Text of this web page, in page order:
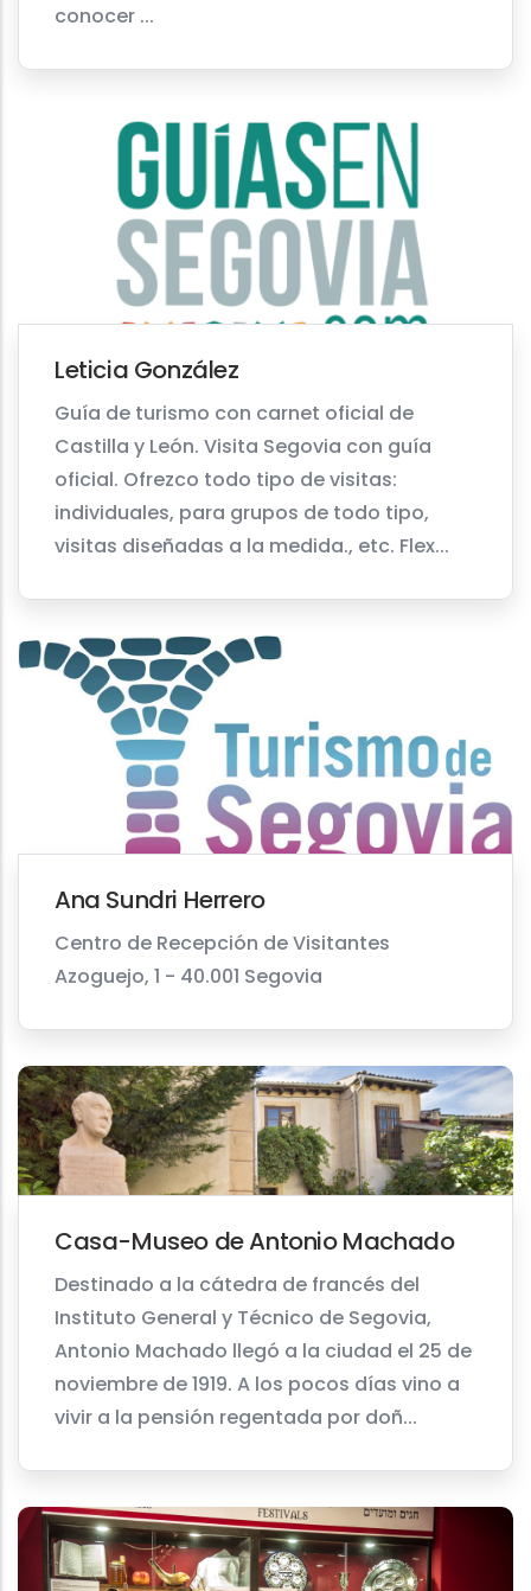
conocer ...
Leticia González
Guía de turismo con carnet oficial de
Castilla y León. Visita Segovia con guía
oficial. Ofrezco todo tipo de visitas:
individuales, para grupos de todo tipo,
visitas diseñadas a la medida., etc. Flex...
Ana Sundri Herrero
Centro de Recepción de Visitantes
Azoguejo, 1 - 40.001 Segovia
Casa-Museo de Antonio Machado
Destinado a la cátedra de francés del
Instituto General y Técnico de Segovia,
Antonio Machado llegó a la ciudad el 25 de
noviembre de 1919. A los pocos días vino a
vivir a la pensión regentada por doñ...